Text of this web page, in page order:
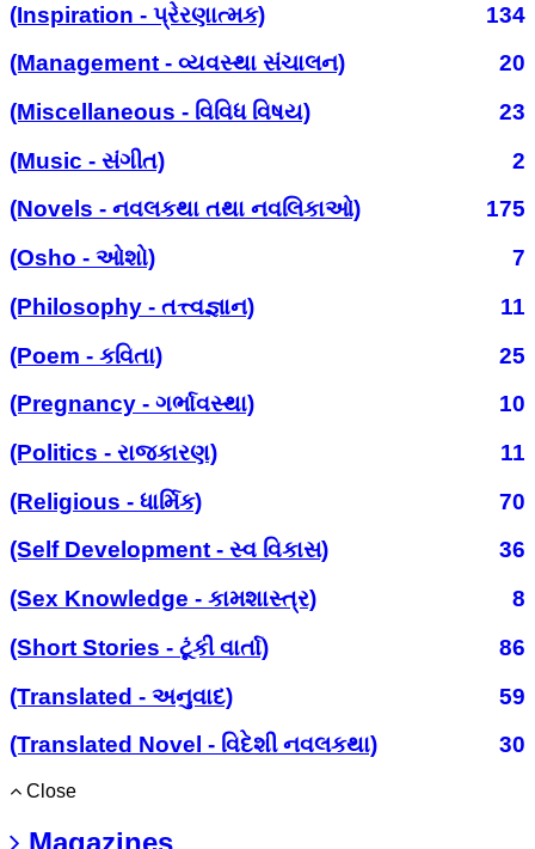
(Inspiration - પ્રેરણાત્મક)
134
(Management - વ્યવસ્થા સંચાલન)
20
(Miscellaneous - વિવિધ વિષય)
23
(Music - સંગીત)
2
(Novels - નવલકથા તથા નવલિકાઓ)
175
(Osho - ઓશો)
7
(Philosophy - તત્ત્વજ્ઞાન)
11
(Poem - કવિતા)
25
(Pregnancy - ગર્ભાવસ્થા)
10
(Politics - રાજકારણ)
11
(Religious - ધાર્મિક)
70
(Self Development - સ્વ વિકાસ)
36
(Sex Knowledge - કામશાસ્ત્ર)
8
(Short Stories - ટૂંકી વાર્તા)
86
(Translated - અનુવાદ)
59
(Translated Novel - વિદેશી નવલકથા)
30
Close
Magazines